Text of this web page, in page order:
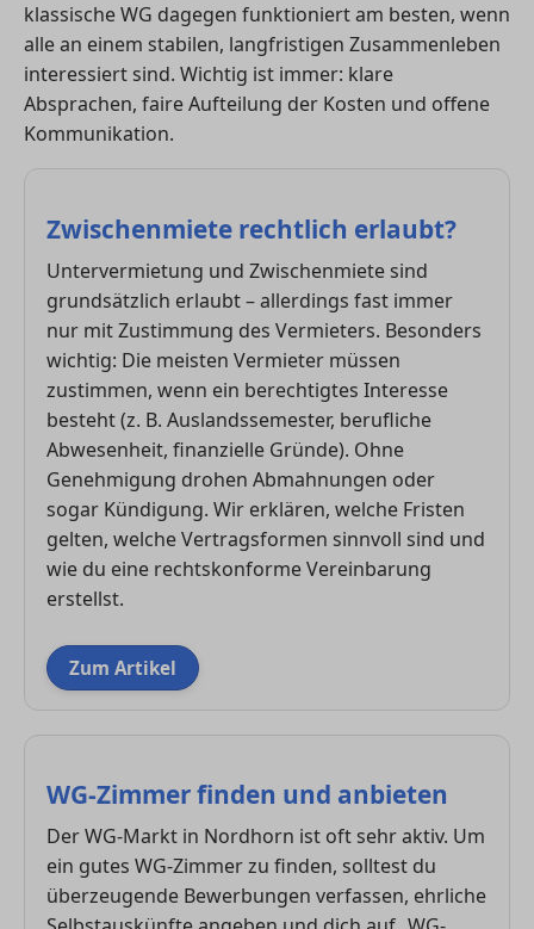
klassische WG dagegen funktioniert am besten, wenn
alle an einem stabilen, langfristigen Zusammenleben
interessiert sind. Wichtig ist immer: klare
Absprachen, faire Aufteilung der Kosten und offene
Kommunikation.
Zwischenmiete rechtlich erlaubt?
Untervermietung und Zwischenmiete sind
grundsätzlich erlaubt – allerdings fast immer
nur mit Zustimmung des Vermieters. Besonders
wichtig: Die meisten Vermieter müssen
zustimmen, wenn ein berechtigtes Interesse
besteht (z. B. Auslandssemester, berufliche
Abwesenheit, finanzielle Gründe). Ohne
Genehmigung drohen Abmahnungen oder
sogar Kündigung. Wir erklären, welche Fristen
gelten, welche Vertragsformen sinnvoll sind und
wie du eine rechtskonforme Vereinbarung
erstellst.
Zum Artikel
WG-Zimmer finden und anbieten
Der WG-Markt in Nordhorn ist oft sehr aktiv. Um
ein gutes WG-Zimmer zu finden, solltest du
überzeugende Bewerbungen verfassen, ehrliche